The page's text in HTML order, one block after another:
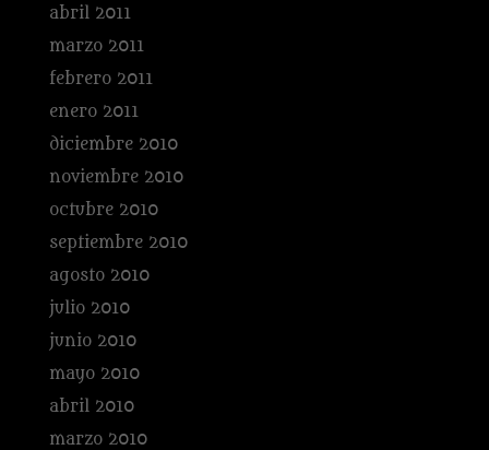
abril 2011
marzo 2011
febrero 2011
enero 2011
diciembre 2010
noviembre 2010
octubre 2010
septiembre 2010
agosto 2010
julio 2010
junio 2010
mayo 2010
abril 2010
marzo 2010